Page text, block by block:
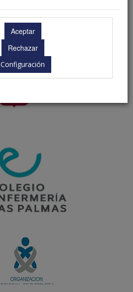
Configuración